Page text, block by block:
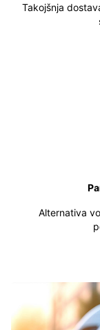
Takojšnja
Alternativa